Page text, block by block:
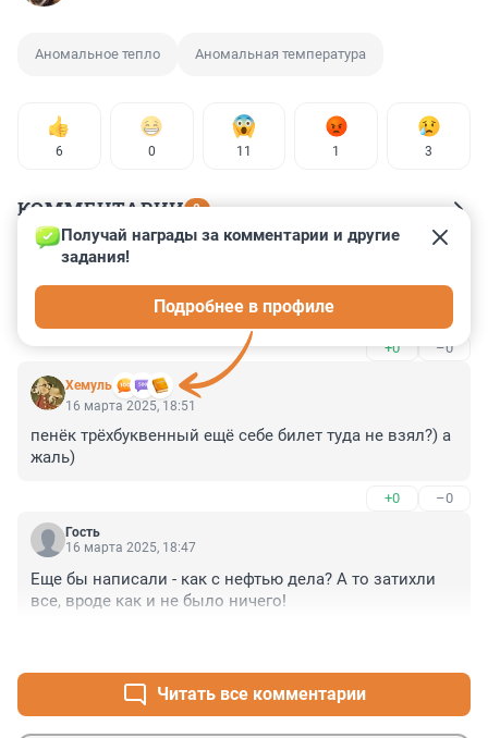
Аномальное тепло Аномальная температура
6 0 11 1 3
КОММЕНТАРИИ 8
Гость
а а Ростове сколько? Краснодар сейчас там
+0 –0
Xемуль
Получай награды за комментарии и другие
задания!
Подробнее в профиле
16 марта 2025, 18:51
пенёк трёхбуквенный ещё себе билет туда не взял?) а
жаль)
+0 –0
Гость
16 марта 2025, 18:47
Еще бы написали - как с нефтью дела? А то затихли
все, вроде как и не было ничего!
Читать все комментарии